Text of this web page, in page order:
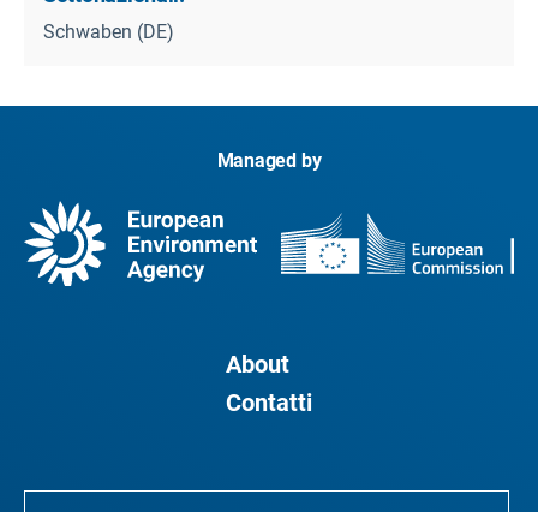
Schwaben (DE)
Managed by
About
Contatti